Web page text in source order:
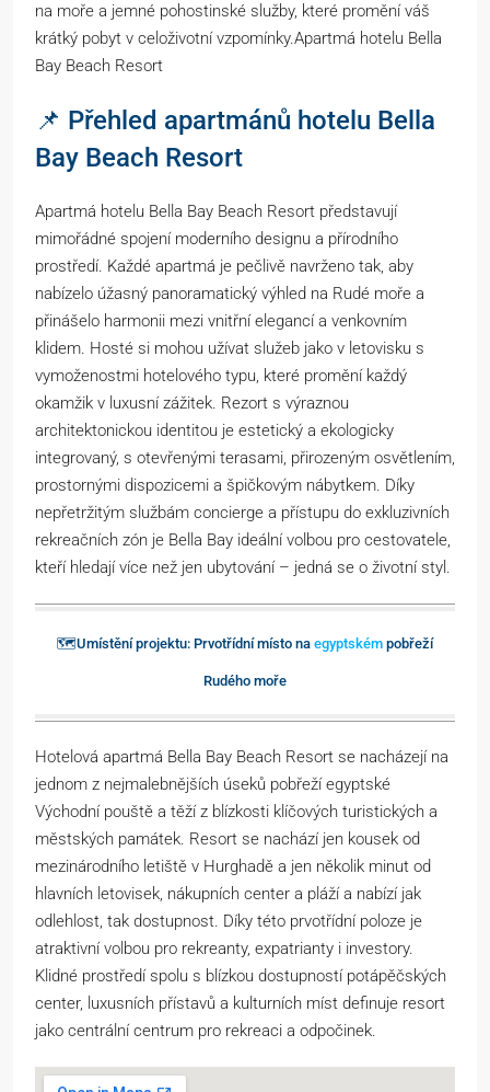
na moře a jemné pohostinské služby, které promění váš
krátký pobyt v celoživotní vzpomínky.Apartmá hotelu Bella
Bay Beach Resort
📌 Přehled apartmánů hotelu Bella
Bay Beach Resort
Apartmá hotelu Bella Bay Beach Resort představují
mimořádné spojení moderního designu a přírodního
prostředí. Každé apartmá je pečlivě navrženo tak, aby
nabízelo úžasný panoramatický výhled na Rudé moře a
přinášelo harmonii mezi vnitřní elegancí a venkovním
klidem. Hosté si mohou užívat služeb jako v letovisku s
vymoženostmi hotelového typu, které promění každý
okamžik v luxusní zážitek. Rezort s výraznou
architektonickou identitou je estetický a ekologicky
integrovaný, s otevřenými terasami, přirozeným osvětlením,
prostornými dispozicemi a špičkovým nábytkem. Díky
nepřetržitým službám concierge a přístupu do exkluzivních
rekreačních zón je Bella Bay ideální volbou pro cestovatele,
kteří hledají více než jen ubytování – jedná se o životní styl.
🗺️Umístění projektu: Prvotřídní místo na egyptském pobřeží
Rudého moře
Hotelová apartmá Bella Bay Beach Resort se nacházejí na
jednom z nejmalebnějších úseků pobřeží egyptské
Východní pouště a těží z blízkosti klíčových turistických a
městských památek. Resort se nachází jen kousek od
mezinárodního letiště v Hurghadě a jen několik minut od
hlavních letovisek, nákupních center a pláží a nabízí jak
odlehlost, tak dostupnost. Díky této prvotřídní poloze je
atraktivní volbou pro rekreanty, expatrianty i investory.
Klidné prostředí spolu s blízkou dostupností potápěčských
center, luxusních přístavů a kulturních míst definuje resort
jako centrální centrum pro rekreaci a odpočinek.